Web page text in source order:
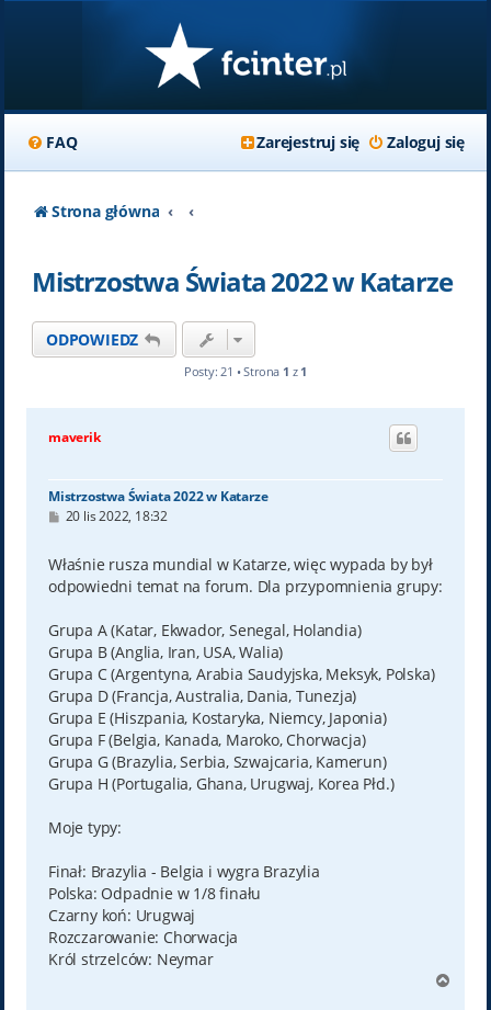
FAQ Zaloguj się
Zarejestruj się
Strona główna
Mistrzostwa Świata 2022 w Katarze
ODPOWIEDZ
Posty: 21 • Strona 1 z 1
maverik
Mistrzostwa Świata 2022 w Katarze
P
t
20 lis 2022, 18:32
Właśnie rusza mundial w Katarze, więc wypada by był
odpowiedni temat na forum. Dla przypomnienia grupy:
Grupa A (Katar, Ekwador, Senegal, Holandia)
Grupa B (Anglia, Iran, USA, Walia)
Grupa C (Argentyna, Arabia Saudyjska, Meksyk, Polska)
Grupa D (Francja, Australia, Dania, Tunezja)
Grupa E (Hiszpania, Kostaryka, Niemcy, Japonia)
Grupa F (Belgia, Kanada, Maroko, Chorwacja)
Grupa G (Brazylia, Serbia, Szwajcaria, Kamerun)
Grupa H (Portugalia, Ghana, Urugwaj, Korea Płd.)
Moje typy:
Finał: Brazylia - Belgia i wygra Brazylia
Polska: Odpadnie w 1/8 finału
Czarny koń: Urugwaj
Rozczarowanie: Chorwacja
Król strzelców: Neymar